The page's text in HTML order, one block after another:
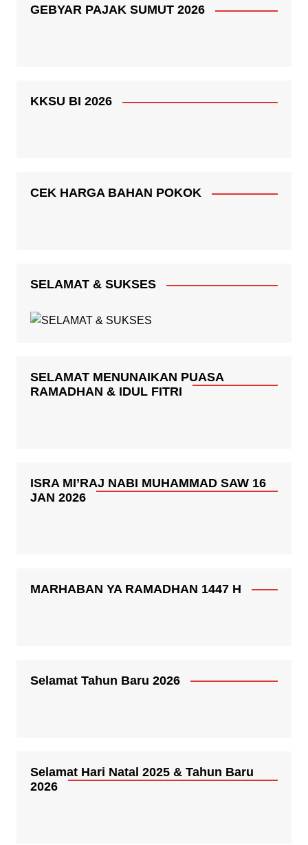
GEBYAR PAJAK SUMUT 2026
KKSU BI 2026
CEK HARGA BAHAN POKOK
SELAMAT & SUKSES
SELAMAT MENUNAIKAN PUASA
RAMADHAN & IDUL FITRI
ISRA MI’RAJ NABI MUHAMMAD SAW 16
JAN 2026
MARHABAN YA RAMADHAN 1447 H
Selamat Tahun Baru 2026
Selamat Hari Natal 2025 & Tahun Baru
2026